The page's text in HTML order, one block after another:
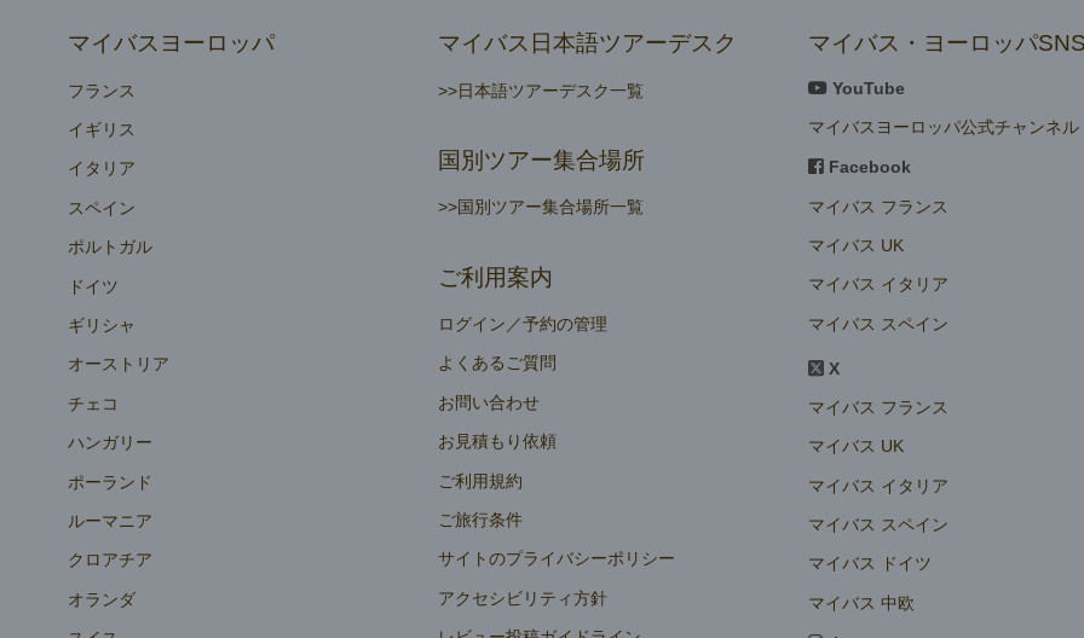
マイバスヨーロッパ
フランス
イギリス
イタリア
スペイン
ポルトガル
ドイツ
ギリシャ
オーストリア
チェコ
ハンガリー
ポーランド
ルーマニア
クロアチア
オランダ
マイバス日本語ツアーデスク
>>日本語ツアーデスク一覧
国別ツアー集合場所
>>国別ツアー集合場所一覧
ご利用案内
ログイン／予約の管理
よくあるご質問
お問い合わせ
お見積もり依頼
ご利用規約
ご旅行条件
サイトのプライバシーポリシー
アクセシビリティ方針
マイバス・ヨーロッパ
YouTube
マイバスヨーロッパ公式チャンネル
Facebook
マイバス フランス
マイバス UK
マイバス イタリア
マイバス スペイン
X
マイバス フランス
マイバス UK
マイバス イタリア
マイバス スペイン
マイバス ドイツ
マイバス 中欧